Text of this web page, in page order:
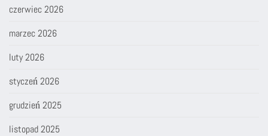
czerwiec 2026
marzec 2026
luty 2026
styczeń 2026
grudzień 2025
listopad 2025